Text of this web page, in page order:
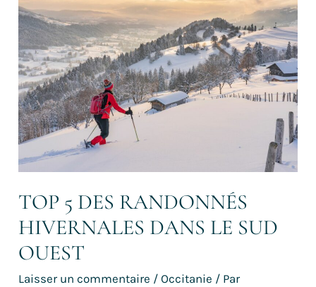
TOP 5 DES RANDONNÉS
HIVERNALES DANS LE SUD
OUEST
Laisser un commentaire /Occitanie / Par
5
des
randonnés
hivernales
dans
le
sud
ouest